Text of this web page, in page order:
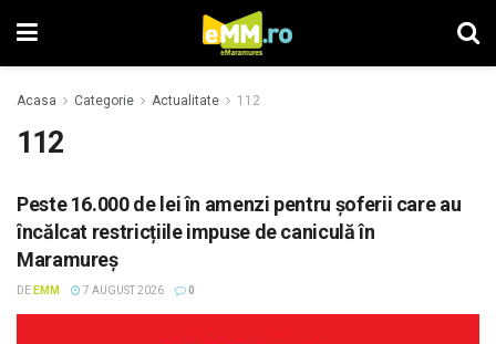
Acasa Categorie Actualitate 112
112
Peste 16.000 de lei în amenzi pentru șoferii care au
încălcat restricțiile impuse de caniculă în
Maramureș
DE EMM 7 AUGUST 2026 0